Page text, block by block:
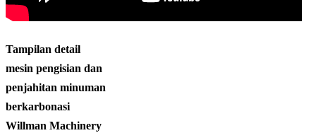
Tampilan detail
mesin pengisian dan
penjahitan minuman
berkarbonasi
Willman Machinery